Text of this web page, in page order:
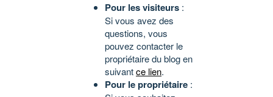
Pour les visiteurs :
Si vous avez des
questions, vous
pouvez contacter le
propriétaire du blog en
suivantce lien.
Pour le propriétaire :